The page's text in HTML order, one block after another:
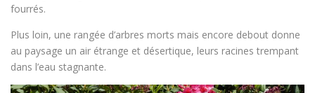
fourrés.
Plus loin, une rangée d’arbres morts mais encore debout donne
au paysage un air étrange et désertique, leurs racines trempant
dans l’eau stagnante.